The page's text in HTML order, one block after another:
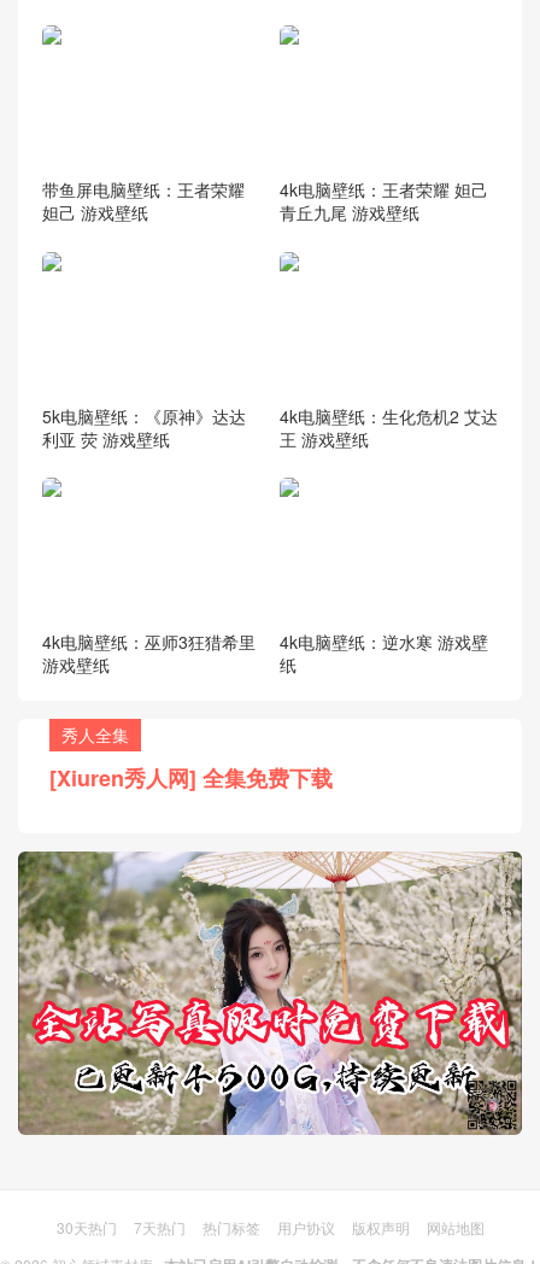
带鱼屏电脑壁纸：王者荣耀
妲己 游戏壁纸
4k电脑壁纸：王者荣耀 妲己
青丘九尾 游戏壁纸
5k电脑壁纸：《原神》达达
利亚 荧 游戏壁纸
4k电脑壁纸：生化危机2 艾达
王 游戏壁纸
4k电脑壁纸：巫师3狂猎希里
游戏壁纸
4k电脑壁纸：逆水寒 游戏壁
纸
秀人全集
[Xiuren秀人网] 全集免费下载
30天热门 7天热门 热门标签 用户协议 版权声明
网站地图